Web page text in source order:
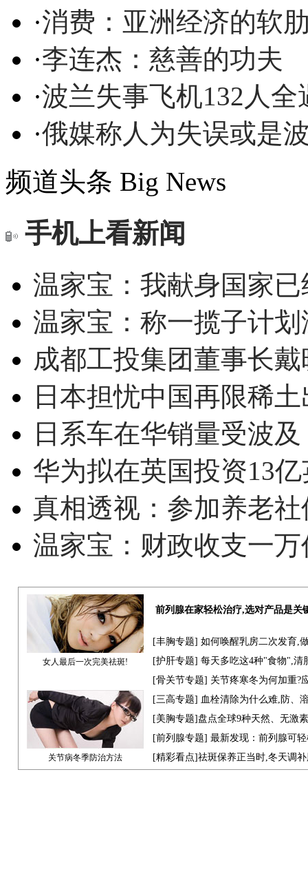
·消费：亚洲经济的软
·李连杰：慈善的功夫
·波兰失事飞机132人
·俄媒称人为失误或是
频道头条 Big News
手机上看新闻
温家宝：我献身国家
温家宝：称一揽子计
成都工投集团董事长
日本担忧中国再限稀
日系车在华销量受波
华为拟在英国投资13
真相透视：参加养老
温家宝：财政收支一
女人最后一次完美祛斑!
前列腺在家轻松治疗,选对产品是关
[丰胸专题] 如何唤醒乳房二次发育,
[护肝专题] 每天多吃这4种"食物",清
[骨关节专题] 关节疼寒冬为何加重?
关节病冬季防治方法
[三高专题] 血栓清除为什么难,防、
[美胸专题]盘点全球9种天然、无激
[前列腺专题] 最新发现：前列腺可
[精彩看点]祛斑保养正当时,冬天调